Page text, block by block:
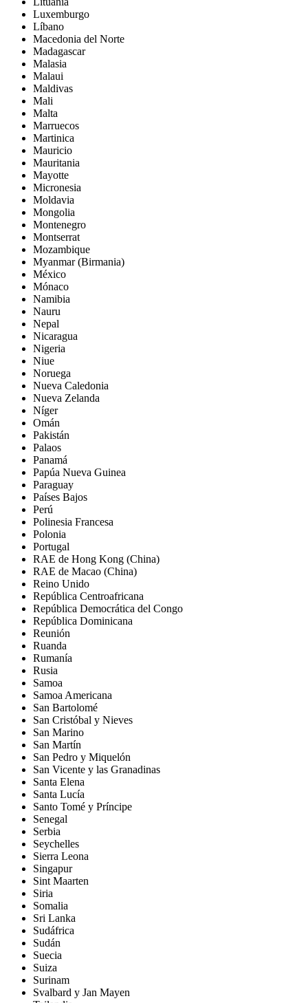
Luxemburgo
Líbano
Macedonia del Norte
Madagascar
Malasia
Malaui
Maldivas
Mali
Malta
Marruecos
Martinica
Mauricio
Mauritania
Mayotte
Micronesia
Moldavia
Mongolia
Montenegro
Montserrat
Mozambique
Myanmar (Birmania)
México
Mónaco
Namibia
Nauru
Nepal
Nicaragua
Nigeria
Niue
Noruega
Nueva Caledonia
Nueva Zelanda
Níger
Omán
Pakistán
Palaos
Panamá
Papúa Nueva Guinea
Paraguay
Países Bajos
Perú
Polinesia Francesa
Polonia
Portugal
RAE de Hong Kong (China)
RAE de Macao (China)
Reino Unido
República Centroafricana
República Democrática del Congo
República Dominicana
Reunión
Ruanda
Rumanía
Rusia
Samoa
Samoa Americana
San Bartolomé
San Cristóbal y Nieves
San Marino
San Martín
San Pedro y Miquelón
San Vicente y las Granadinas
Santa Elena
Santa Lucía
Santo Tomé y Príncipe
Senegal
Serbia
Seychelles
Sierra Leona
Singapur
Sint Maarten
Siria
Somalia
Sri Lanka
Sudáfrica
Sudán
Suecia
Suiza
Surinam
Svalbard y Jan Mayen